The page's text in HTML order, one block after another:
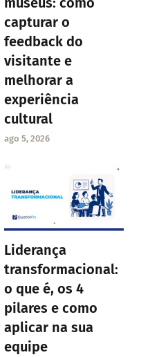
capturar o
feedback do
visitante e
melhorar a
experiência
cultural
ago 5, 2026
Liderança
transformacional:
o que é, os 4
pilares e como
aplicar na sua
equipe